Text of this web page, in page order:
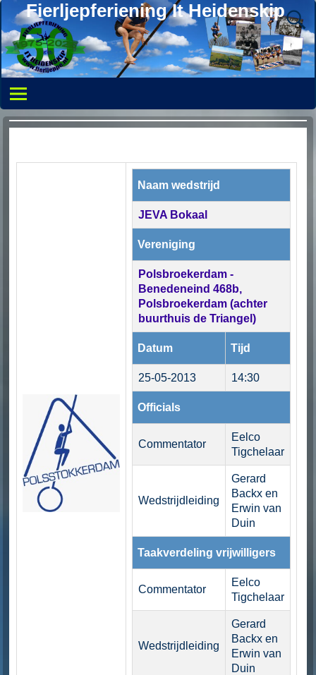
Fierljepferiening It Heidenskip
Naam wedstrijd
JEVA Bokaal
Vereniging
Polsbroekerdam -
Benedeneind 468b,
Polsbroekerdam (achter
buurthuis de Triangel)
Datum Tijd
25-05-2013 14:30
Officials
Commentator
Eelco
Tigchelaar
Wedstrijdleiding
Gerard
Backx en
Erwin van
Duin
Taakverdeling vrijwilligers
Commentator
Eelco
Tigchelaar
Wedstrijdleiding
Gerard
Backx en
Erwin van
Duin